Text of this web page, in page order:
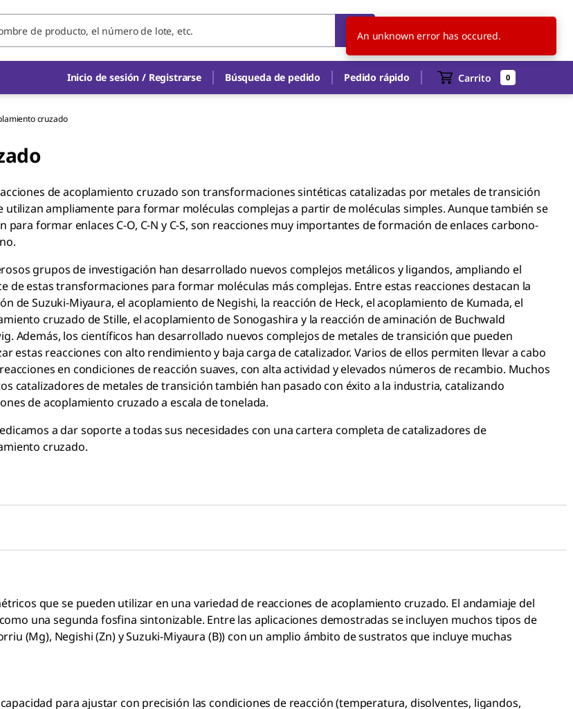
MX ES
Inicio de sesión / Registrarse Búsqueda de pedido Pedido rápido Carrito 0
cruzado
(hetero)arilo, alquilo (sin β-hidrógenos)
(hetero)arilo, alquilo
OTf, OTs, N₂*.
Negishi (C-C)
R¹ = alquenilo, (hetero)arilo, alquino, acilo
R² = alquenilo, (hetero)arilo, alquino, alquilo
X = Cl, Br, I, OTs, OAc
Sonogashira
R¹ =
de acoplamiento cruzado son transformaciones sintéticas catalizadas por metales de transición
utilizan ampliamente para formar moléculas complejas a partir de moléculas simples. Aunque también se
para formar enlaces C-O, C-N y C-S, son reacciones muy importantes de formación de enlaces carbono-
grupos de investigación han desarrollado nuevos complejos metálicos y ligandos, ampliando el
de estas transformaciones para formar moléculas más complejas. Entre estas reacciones destacan la
de Suzuki-Miyaura, el acoplamiento de Negishi, la reacción de Heck, el acoplamiento de Kumada, el
cruzado de Stille, el acoplamiento de Sonogashira y la reacción de aminación de Buchwald
Además, los científicos han desarrollado nuevos complejos de metales de transición que pueden
estas reacciones con alto rendimiento y baja carga de catalizador. Varios de ellos permiten llevar a cabo
en condiciones de reacción suaves, con alta actividad y elevados números de recambio. Muchos
catalizadores de metales de transición también han pasado con éxito a la industria, catalizando
de acoplamiento cruzado a escala de tonelada.
a dar soporte a todas sus necesidades con una cartera completa de catalizadores de
cruzado.
que se pueden utilizar en una variedad de reacciones de acoplamiento cruzado. El andamiaje del
una segunda fosfina sintonizable. Entre las aplicaciones demostradas se incluyen muchos tipos de
(Mg), Negishi (Zn) y Suzuki-Miyaura (B)) con un amplio ámbito de sustratos que incluye muchas
para ajustar con precisión las condiciones de reacción (temperatura, disolventes, ligandos,
An unknown error has occured.